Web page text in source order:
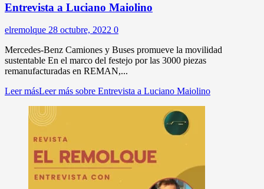
Entrevista a Luciano Maiolino
elremolque 28 octubre, 2022 0
Mercedes-Benz Camiones y Buses promueve la movilidad
sustentable En el marco del festejo por las 3000 piezas
remanufacturadas en REMAN,...
Leer másLeer más sobre Entrevista a Luciano Maiolino